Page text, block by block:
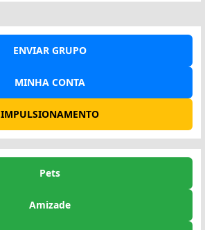
ENVIAR GRUPO
MINHA CONTA
IMPULSIONAMENTO
Pets
Amizade